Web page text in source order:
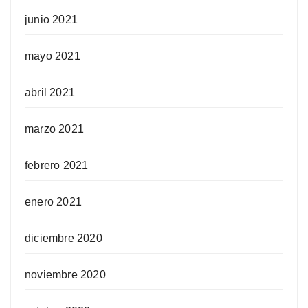
junio 2021
mayo 2021
abril 2021
marzo 2021
febrero 2021
enero 2021
diciembre 2020
noviembre 2020